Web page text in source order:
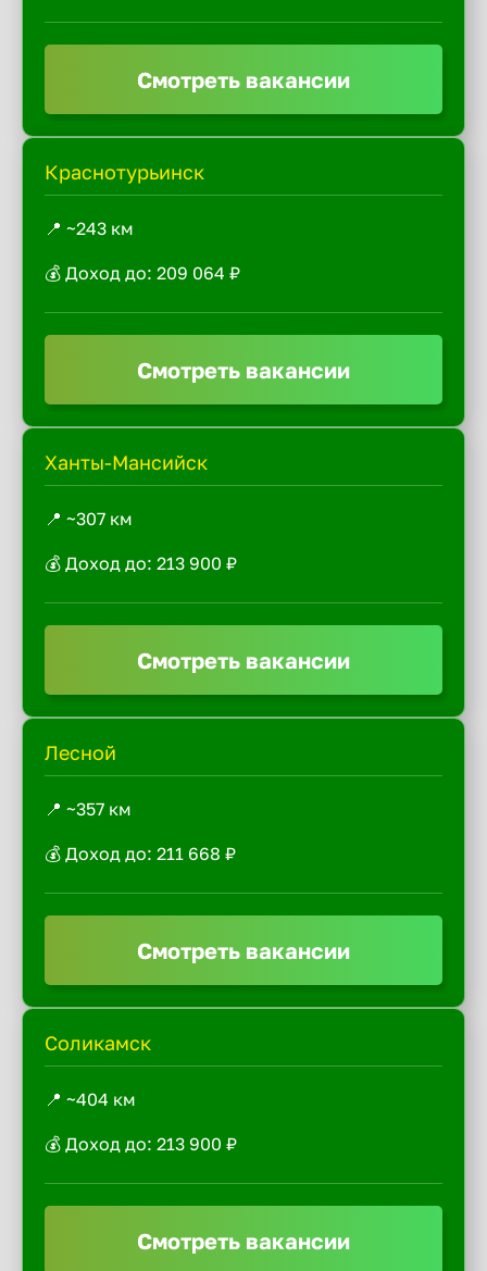
Смотреть вакансии
Краснотурьинск
📍 ~243 км
💰 Доход до: 209 064 ₽
Смотреть вакансии
Ханты-Мансийск
📍 ~307 км
💰 Доход до: 213 900 ₽
Смотреть вакансии
Лесной
📍 ~357 км
💰 Доход до: 211 668 ₽
Смотреть вакансии
Соликамск
📍 ~404 км
💰 Доход до: 213 900 ₽
Смотреть вакансии